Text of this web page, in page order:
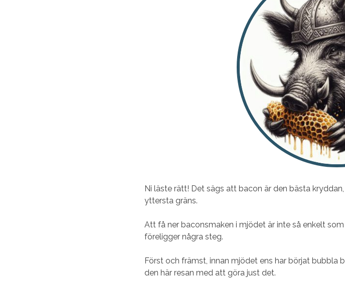
Ni läste rätt! Det sägs att bacon är den bästa
yttersta gräns.
Att få ner baconsmaken i mjödet är inte så enkelt
föreligger några steg.
Först och främst, innan mjödet ens har börjat bubbla
den här resan med att göra just det.